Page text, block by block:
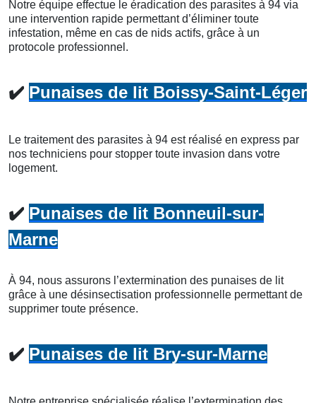
Notre équipe effectue le éradication des parasites à 94 via
une intervention rapide permettant d’éliminer toute
infestation, même en cas de nids actifs, grâce à un
protocole professionnel.
✔️ Punaises de lit Boissy-Saint-Léger
Le traitement des parasites à 94 est réalisé en express par
nos techniciens pour stopper toute invasion dans votre
logement.
✔️ Punaises de lit Bonneuil-sur-
Marne
À 94, nous assurons l’extermination des punaises de lit
grâce à une désinsectisation professionnelle permettant de
supprimer toute présence.
✔️ Punaises de lit Bry-sur-Marne